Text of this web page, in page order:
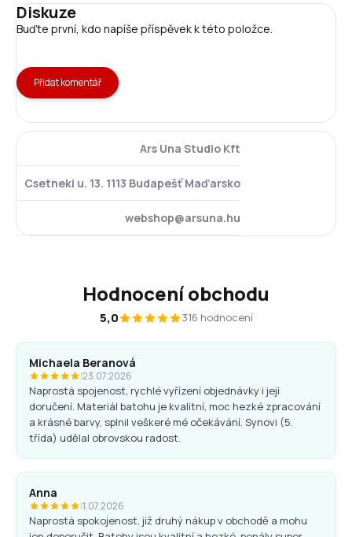
Diskuze
Buďte první, kdo napíše příspěvek k této položce.
Přidat komentář
Ars Una Studio Kft
Csetneki u. 13. 1113 Budapešť Maďarsko
webshop@arsuna.hu
Hodnocení obchodu
5,0 316 hodnocení
Michaela Beranová
|23.07.2026
Naprostá spojenost, rychlé vyřízení objednávky i její
doručení. Materiál batohu je kvalitní, moc hezké zpracování
a krásné barvy, splnil veškeré mé očekávání. Synovi (5.
třída) udělal obrovskou radost.
Anna
|1.07.2026
Naprostá spokojenost, již druhý nákup v obchodě a mohu